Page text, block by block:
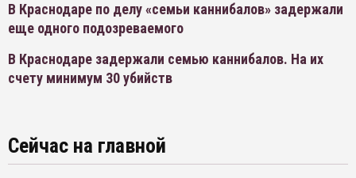
В Краснодаре по делу «семьи каннибалов» задержали
еще одного подозреваемого
В Краснодаре задержали семью каннибалов. На их
счету минимум 30 убийств
Сейчас на главной